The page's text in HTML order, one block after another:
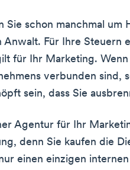
Sie schon manchmal um
Anwalt. Für Ihre Steuern
für Ihr Marketing.
verbunden sind,
sein, dass Sie
Agentur für Ihr
denn Sie kaufen die
einen einzigen